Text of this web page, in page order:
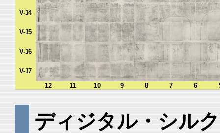
V-14
V-15
V-16
V-17
12
11 10 9 8 7 6
ディジタル・シル